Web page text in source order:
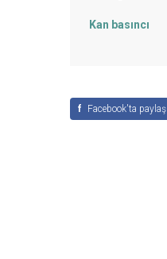
Kan basıncı
f Facebook'ta paylaş